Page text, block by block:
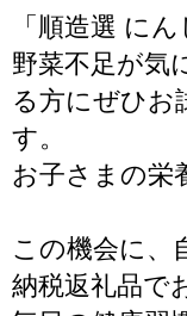
「順造選 に
野菜不足が気
る方にぜひお
す。
お子さまの栄
この機会に、
納税返礼品で